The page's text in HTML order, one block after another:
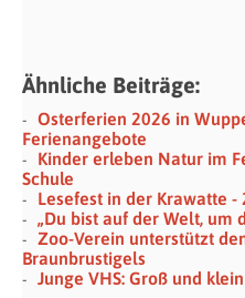
Ähnliche Beiträge:
Osterferien 2026 in
Ferienangebote
Kinder erleben Natur im
Schule
Lesefest in der Krawatte -
„Du bist auf der Welt, um
Zoo-Verein unterstützt
Braunbrustigels
Junge VHS: Groß und